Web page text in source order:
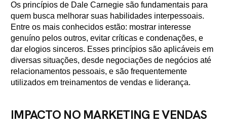
Os princípios de Dale Carnegie são fundamentais para
quem busca melhorar suas habilidades interpessoais.
Entre os mais conhecidos estão: mostrar interesse
genuíno pelos outros, evitar críticas e condenações, e
dar elogios sinceros. Esses princípios são aplicáveis em
diversas situações, desde negociações de negócios até
relacionamentos pessoais, e são frequentemente
utilizados em treinamentos de vendas e liderança.
IMPACTO NO MARKETING E VENDAS